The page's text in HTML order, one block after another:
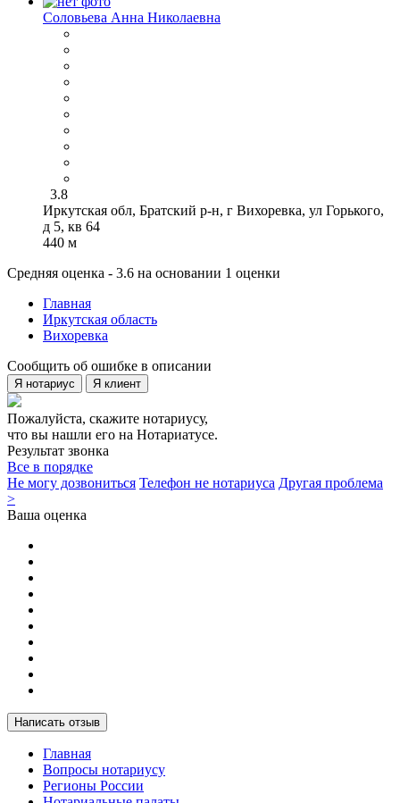
Соловьева Анна Николаевна
3.8
Иркутская обл, Братский р-н, г Вихоревка, ул Горького,
д 5, кв 64
440 м
Средняя оценка - 3.6 на основании 1 оценки
Главная
Иркутская область
Вихоревка
Сообщить об ошибке в описании
Я нотариус Я клиент
Пожалуйста, скажите нотариусу,
что вы нашли его на Нотариатусе.
Результат звонка
Все в порядке
Не могу дозвониться Телефон не нотариуса Другая проблема
>
Ваша оценка
Написать отзыв
Главная
Вопросы нотариусу
Регионы России